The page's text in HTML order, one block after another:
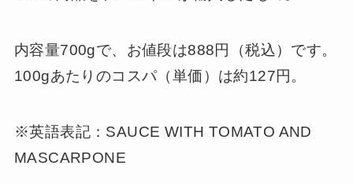
内容量700gで、お値段は888円（税込）です。
100gあたりのコスパ（単価）は約127円。
※英語表記：SAUCE WITH TOMATO AND
MASCARPONE